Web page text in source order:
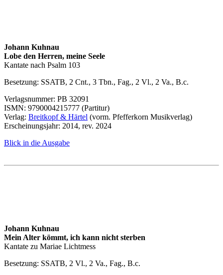
Johann Kuhnau
Lobe den Herren, meine Seele
Kantate nach Psalm 103
Besetzung: SSATB, 2 Cnt., 3 Tbn., Fag., 2 Vl., 2 Va., B.c.
Verlagsnummer: PB 32091
ISMN: 9790004215777 (Partitur)
Verlag: Breitkopf & Härtel (vorm. Pfefferkorn Musikverlag)
Erscheinungsjahr: 2014, rev. 2024
Blick in die Ausgabe
Johann Kuhnau
Mein Alter kömmt, ich kann nicht sterben
Kantate zu Mariae Lichtmess
Besetzung: SSATB, 2 Vl., 2 Va., Fag., B.c.